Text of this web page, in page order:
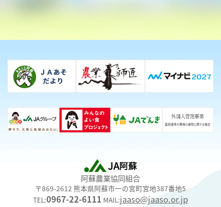
阿蘇農業協同組合
〒869-2612 熊本県阿蘇市一の宮町宮地387番地5
TEL:0967-22-6111 MAIL:jaaso@jaaso.or.jp